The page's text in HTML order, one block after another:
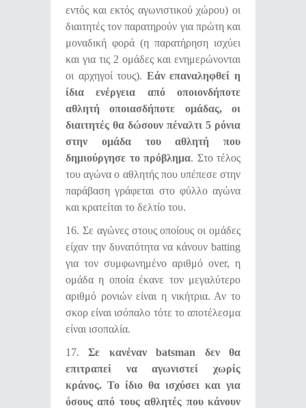
εντός και εκτός αγωνιστικού χώρου) οι
διαιτητές τον παρατηρούν για πρώτη και
μοναδική φορά (η παρατήρηση ισχύει
και για τις 2 ομάδες και ενημερώνονται
οι αρχηγοί τους). Εάν επαναληφθεί η
ίδια ενέργεια από οποιονδήποτε
αθλητή οποιασδήποτε ομάδας, οι
διαιτητές θα δώσουν πέναλτι 5 ρόνια
στην ομάδα του αθλητή που
δημιούργησε το πρόβλημα. Στο τέλος
του αγώνα ο αθλητής που υπέπεσε στην
παράβαση γράφεται στο φύλλο αγώνα
και κρατείται το δελτίο του.
16. Σε αγώνες στους οποίους οι ομάδες
είχαν την δυνατότητα να κάνουν batting
για τον συμφωνημένο αριθμό over, η
ομάδα η οποία έκανε τον μεγαλύτερο
αριθμό ρονιών είναι η νικήτρια. Αν το
σκορ είναι ισόπαλο τότε το αποτέλεσμα
είναι ισοπαλία.
17.Σε κανένανbatsman δεν θα
επιτραπεί να αγωνιστεί χωρίς
κράνος. Το ίδιο θα ισχύσει και για
όσους από τους αθλητές που κάνουν